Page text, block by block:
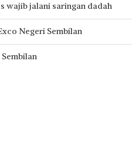
wajib jalani saringan dadah
Negeri Sembilan